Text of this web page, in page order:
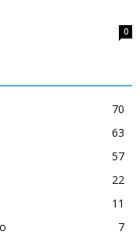
0
70
63
57
22
11
7